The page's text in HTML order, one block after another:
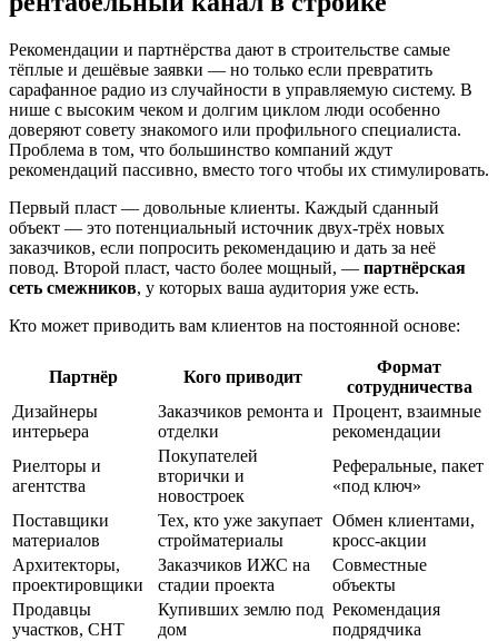
Рекомендации и партнёрства дают в строительстве самые
тёплые и дешёвые заявки — но только если превратить
сарафанное радио из случайности в управляемую систему. В
нише с высоким чеком и долгим циклом люди особенно
доверяют совету знакомого или профильного специалиста.
Проблема в том, что большинство компаний ждут
рекомендаций пассивно, вместо того чтобы их стимулировать.
Первый пласт — довольные клиенты. Каждый сданный
объект — это потенциальный источник двух-трёх новых
заказчиков, если попросить рекомендацию и дать за неё
повод. Второй пласт, часто более мощный, — партнёрская
сеть смежников, у которых ваша аудитория уже есть.
Кто может приводить вам клиентов на постоянной основе:
Партнёр Кого приводит
Формат
сотрудничества
Дизайнеры
интерьера
Заказчиков ремонта и
отделки
Процент, взаимные
рекомендации
Риелторы и
агентства
Покупателей
вторички и
новостроек
Реферальные, пакет
«под ключ»
Поставщики
материалов
Тех, кто уже закупает
стройматериалы
Обмен клиентами,
кросс-акции
Архитекторы,
проектировщики
Заказчиков ИЖС на
стадии проекта
Совместные
объекты
Продавцы
участков, СНТ
Купивших землю под
дом
Рекомендация
подрядчика